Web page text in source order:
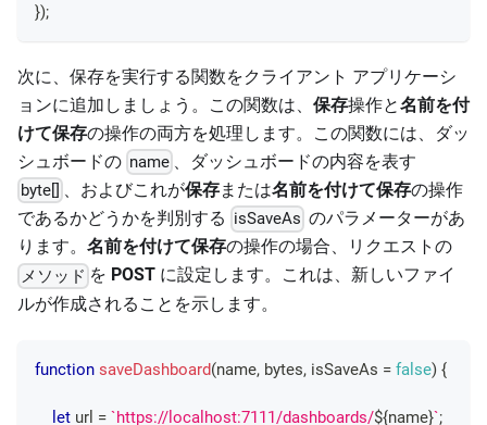
});
次に、保存を実行する関数をクライアント アプリケーシ
ョンに追加しましょう。この関数は、 保存操作と名前を付
けて保存の操作の両方を処理します。この関数には、ダッ
シュボードの name 、ダッシュボードの内容を表す
byte[] 、およびこれが保存または名前を付けて保存の操作
であるかどうかを判別する isSaveAs のパラメーターがあ
ります。 名前を付けて保存の操作の場合、リクエストの
メソッド を POST に設定します。これは、新しいファイ
ルが作成されることを示します。
function saveDashboard(name, bytes, isSaveAs = false) {
let url = `https://localhost:7111/dashboards/${name}`;